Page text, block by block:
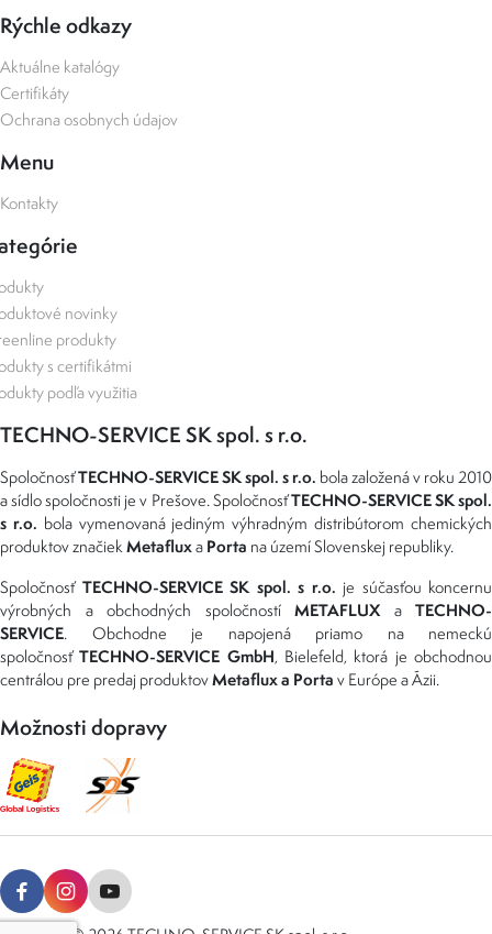
Rýchle odkazy
Aktuálne katalógy
Certifikáty
Ochrana osobnych údajov
Menu
Kontakty
novinky
produkty
s certifikátmi
podľa využitia
TECHNO-SERVICE SK spol. s r.o.
SpoločnosťTECHNO-SERVICE SK spol. s r.o. bola založená v roku 2010
a sídlo spoločnosti je v Prešove. SpoločnosťTECHNO-SERVICE SK spol.
s r.o. bola vymenovaná jediným výhradným distribútorom chemických
produktov značiekMetafluxa Porta na území Slovenskej republiky.
Spoločnosť TECHNO-SERVICE SK spol. s r.o. je súčasťou koncernu
výrobných a obchodných spoločností METAFLUXa TECHNO-
SERVICE. Obchodne je napojená priamo na nemeckú
spoločnosťTECHNO-SERVICE GmbH, Bielefeld, ktorá je obchodnou
centrálou pre predaj produktovMetaflux a Porta v Európe a Ázii.
Možnosti dopravy